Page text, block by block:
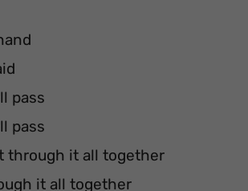
pass
pass
through it all together
it all together